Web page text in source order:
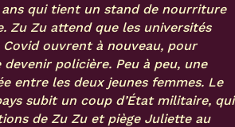
ans qui tient un stand de nourriture
Zu Zu attend que les universités
Covid ouvrent à nouveau, pour
policière. Peu à peu, une
entre les deux jeunes femmes. Le
subit un coup d’État militaire, qui
de Zu Zu et piège Juliette au